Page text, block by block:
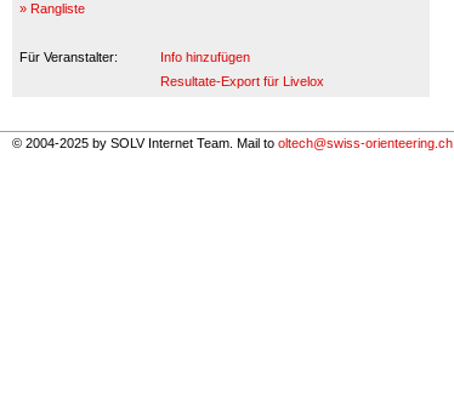
» Rangliste
Für Veranstalter:
Info hinzufügen
Resultate-Export für Livelox
© 2004-2025 by SOLV Internet Team. Mail to oltech@swiss-orienteering.ch